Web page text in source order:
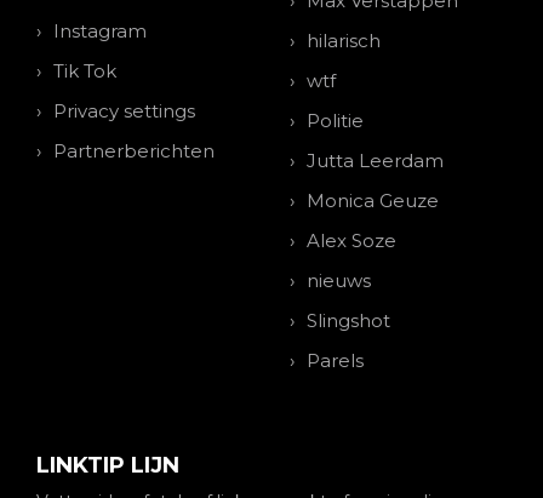
Instagram
Tik Tok
Privacy settings
Partnerberichten
hilarisch
wtf
Politie
Jutta Leerdam
Monica Geuze
Alex Soze
nieuws
Slingshot
Parels
LINKTIP LIJN